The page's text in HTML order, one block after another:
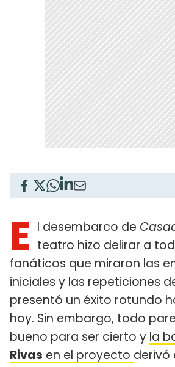
E l desembarco de
teatro hizo delirar a
fanáticos que miraron las
iniciales y las repeticiones
presentó un éxito rotundo
hoy. Sin embargo, todo
bueno para ser cierto y la
Rivas en el proyecto derivó